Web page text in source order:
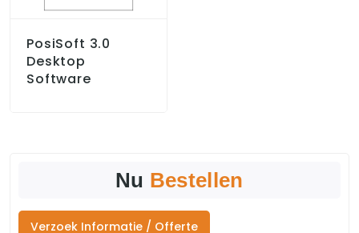
PosiSoft 3.0
Desktop
Software
Nu Bestellen
Verzoek Informatie / Offerte